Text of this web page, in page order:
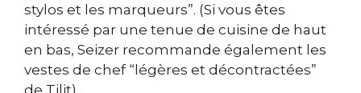
stylos et les marqueurs”. (Si vous êtes
intéressé par une tenue de cuisine de haut
en bas, Seizer recommande également les
vestes de chef “légères et décontractées”
de Tilit).